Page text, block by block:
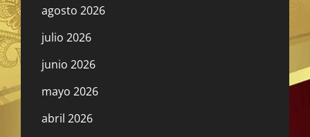
agosto 2026
julio 2026
junio 2026
mayo 2026
abril 2026